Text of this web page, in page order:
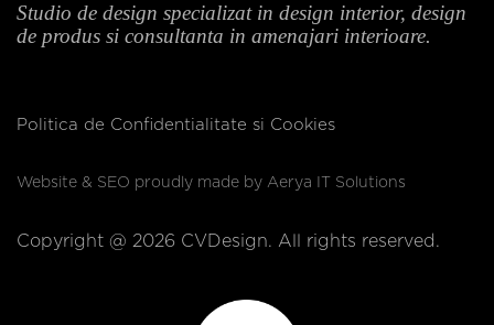
Studio de design specializat in design interior, design
de produs si consultanta in amenajari interioare.
Politica de Confidentialitate si Cookies
Website & SEO proudly made by Aerya IT Solutions
Copyright @ 2026 CVDesign. All rights reserved.